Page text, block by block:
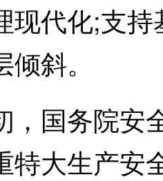
现代化;支
斜。
国务院安
特大生产安